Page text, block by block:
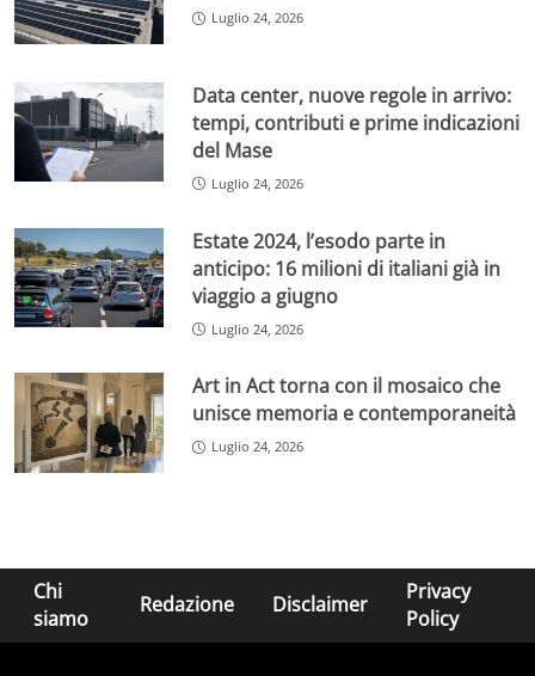
Luglio 24, 2026
Data center, nuove regole in arrivo:
tempi, contributi e prime indicazioni
del Mase
Luglio 24, 2026
Estate 2024, l’esodo parte in
anticipo: 16 milioni di italiani già in
viaggio a giugno
Luglio 24, 2026
Art in Act torna con il mosaico che
unisce memoria e contemporaneità
Luglio 24, 2026
Chi
siamo
Redazione Disclaimer
Privacy
Policy